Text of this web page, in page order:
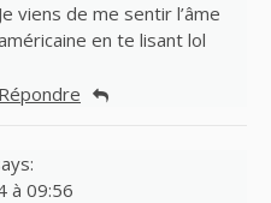
Je viens de me sentir l’âme
en te lisant lol
Répondre
à 09:56